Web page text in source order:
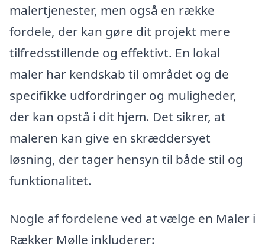
malertjenester, men også en række
fordele, der kan gøre dit projekt mere
tilfredsstillende og effektivt. En lokal
maler har kendskab til området og de
specifikke udfordringer og muligheder,
der kan opstå i dit hjem. Det sikrer, at
maleren kan give en skræddersyet
løsning, der tager hensyn til både stil og
funktionalitet.
Nogle af fordelene ved at vælge en Maler i
Rækker Mølle inkluderer: